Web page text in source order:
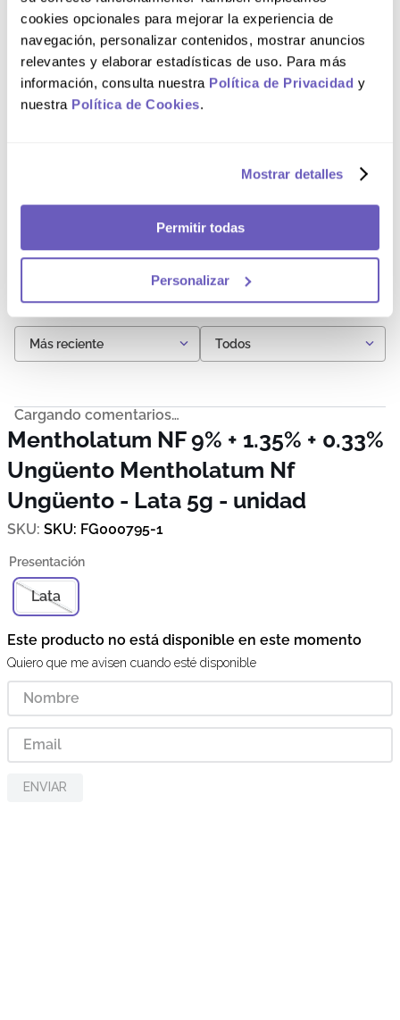
cookies opcionales para mejorar la experiencia de
navegación, personalizar contenidos, mostrar anuncios
relevantes y elaborar estadísticas de uso. Para más
información, consulta nuestra Política de Privacidad y
nuestra Política de Cookies.
Mostrar detalles
Permitir todas
Personalizar
Comentarios
Cargando el resumen…
5 estrellas
Más reciente Todos
Cargando comentarios…
Mentholatum NF 9% + 1.35% + 0.33%
Ungüento Mentholatum Nf
Ungüento - Lata 5g - unidad
SKU: FG000795-1
Lata
Este producto no está disponible en este momento
Quiero que me avisen cuando esté disponible
ENVIAR